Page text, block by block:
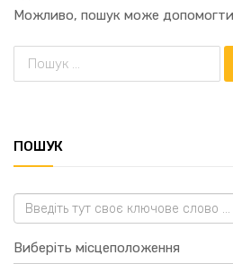
Можливо, пошук може
ПОШУК
Виберіть місцеположення